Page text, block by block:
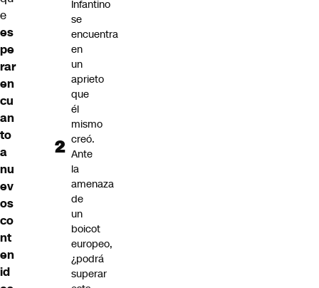
e
es
pe
rar
en
cu
an
to
a
nu
ev
os
co
nt
en
id
Infantino
se
encuentra
en
un
aprieto
que
él
mismo
creó.
Ante
la
amenaza
de
un
boicot
europeo,
¿podrá
superar